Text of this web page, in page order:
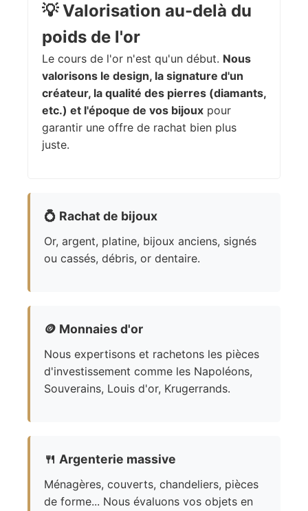
💡Valorisation au-delà du
poids de l'or
Le cours de l'or n'est qu'un début. Nous
valorisons le design, la signature d'un
créateur, la qualité des pierres (diamants,
etc.) et l'époque de vos bijoux pour
garantir une offre de rachat bien plus
juste.
💍 Rachat de bijoux
Or, argent, platine, bijoux anciens, signés
ou cassés, débris, or dentaire.
🪙 Monnaies d'or
Nous expertisons et rachetons les pièces
d'investissement comme les Napoléons,
Souverains, Louis d'or, Krugerrands.
🍴 Argenterie massive
Ménagères, couverts, chandeliers, pièces
de forme... Nous évaluons vos objets en